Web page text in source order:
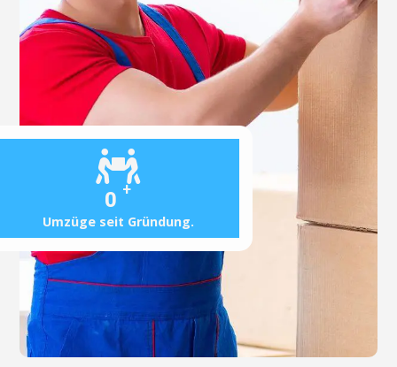
0 +
Umzüge seit Gründung.